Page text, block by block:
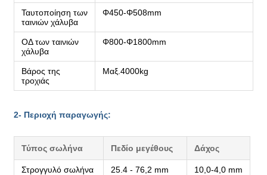
Ταυτοποίηση των
ταινιών χάλυβα
Φ450-Φ508mm
ΟΔ των ταινιών
χάλυβα
Φ800-Φ1800mm
Βάρος της
τροχιάς
Μαξ.4000kg
2- Περιοχή παραγωγής:
Τύπος σωλήνα Πεδίο μεγέθους Δάχος
Στρογγυλό σωλήνα 25.4 - 76,2 mm 10,0-4,0 mm